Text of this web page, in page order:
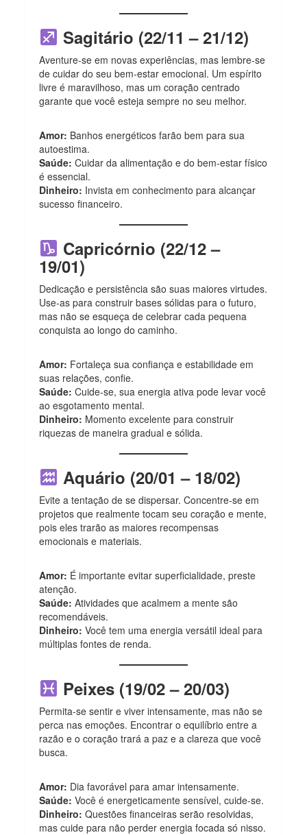
Sagitário (22/11 – 21/12)
Aventure-se em novas experiências, mas lembre-se
de cuidar do seu bem-estar emocional. Um espírito
livre é maravilhoso, mas um coração centrado
garante que você esteja sempre no seu melhor.
Amor: Banhos energéticos farão bem para sua
autoestima.
Saúde: Cuidar da alimentação e do bem-estar físico
é essencial.
Dinheiro: Invista em conhecimento para alcançar
sucesso financeiro.
Capricórnio (22/12 –
19/01)
Dedicação e persistência são suas maiores virtudes.
Use-as para construir bases sólidas para o futuro,
mas não se esqueça de celebrar cada pequena
conquista ao longo do caminho.
Amor: Fortaleça sua confiança e estabilidade em
suas relações, confie.
Saúde: Cuide-se, sua energia ativa pode levar você
ao esgotamento mental.
Dinheiro: Momento excelente para construir
riquezas de maneira gradual e sólida.
Aquário (20/01 – 18/02)
Evite a tentação de se dispersar. Concentre-se em
projetos que realmente tocam seu coração e mente,
pois eles trarão as maiores recompensas
emocionais e materiais.
Amor: É importante evitar superficialidade, preste
atenção.
Saúde: Atividades que acalmem a mente são
recomendáveis.
Dinheiro: Você tem uma energia versátil ideal para
múltiplas fontes de renda.
Peixes (19/02 – 20/03)
Permita-se sentir e viver intensamente, mas não se
perca nas emoções. Encontrar o equilíbrio entre a
razão e o coração trará a paz e a clareza que você
busca.
Amor: Dia favorável para amar intensamente.
Saúde: Você é energeticamente sensível, cuide-se.
Dinheiro: Questões financeiras serão resolvidas,
mas cuide para não perder energia focada só nisso.